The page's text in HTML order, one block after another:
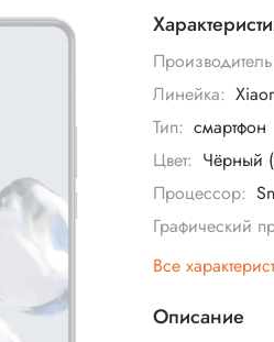
Линейка:
Тип: смартфон
Цвет: Чёрный
Процессор:
Графический
Все
Описание